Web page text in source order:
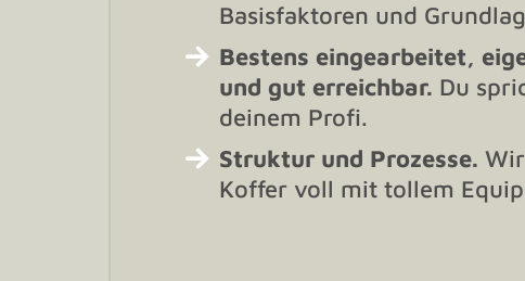
Basisfaktoren und
Bestens eingearbeitet,
und gut erreichbar. Du
deinem Profi.
Struktur und Prozesse.
Koffer voll mit tollem